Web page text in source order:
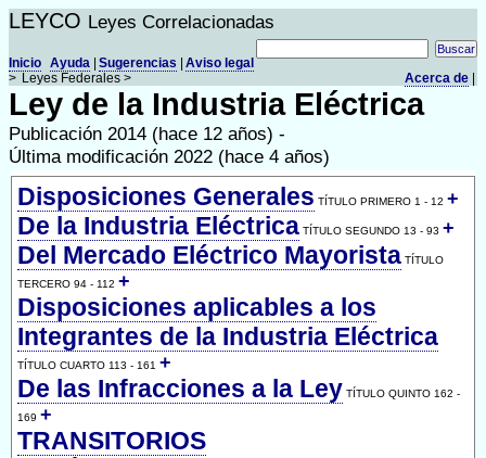
LEYCO Leyes Correlacionadas
Aviso legal
Sugerencias
Ayuda
Acerca de
Inicio
> Leyes Federales >
Ley de la Industria Eléctrica
Publicación 2014 (hace 12 años) -
Última modificación 2022 (hace 4 años)
Disposiciones Generales TÍTULO PRIMERO 1 - 12 +
De la Industria Eléctrica TÍTULO SEGUNDO 13 - 93 +
Del Mercado Eléctrico Mayorista TÍTULO
TERCERO 94 - 112 +
Disposiciones aplicables a los
Integrantes de la Industria Eléctrica
TÍTULO CUARTO 113 - 161 +
De las Infracciones a la Ley TÍTULO QUINTO 162 -
169 +
TRANSITORIOS